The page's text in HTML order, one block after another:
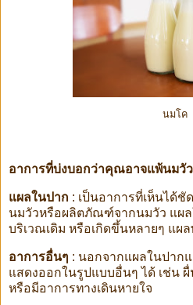
นมโค
อาการที่บ่งบอกว่าคุณอาจแพ้นมวัว
แผลในปาก : เป็นอาการที่เห็นได้ชั
นมวัวหรือผลิตภัณฑ์จากนมวัว แผ
บริเวณเดิม หรือเกิดขึ้นหลายๆ แผ
อาการอื่นๆ : นอกจากแผลในปาก
แสดงออกในรูปแบบอื่นๆ ได้ เช่น
หรือมีอาการทางเดินหายใจ